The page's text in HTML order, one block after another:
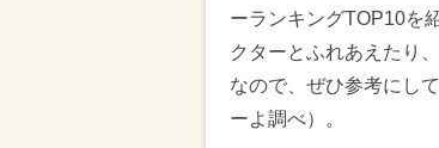
ーランキングTOP10を
クターとふれあえたり
なので、ぜひ参考にし
ーよ調べ）。